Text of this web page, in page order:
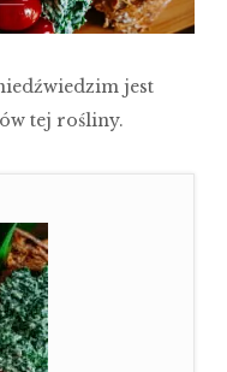
jest
tej rośliny.